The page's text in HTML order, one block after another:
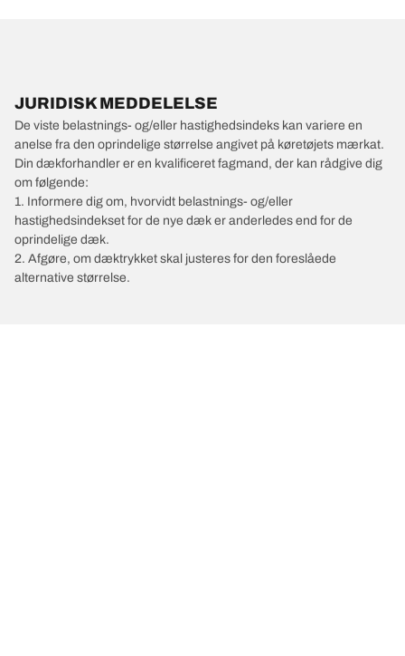
JURIDISK MEDDELELSE
De viste belastnings- og/eller hastighedsindeks kan variere en
anelse fra den oprindelige størrelse angivet på køretøjets mærkat.
Din dækforhandler er en kvalificeret fagmand, der kan rådgive dig
om følgende:
1. Informere dig om, hvorvidt belastnings- og/eller
hastighedsindekset for de nye dæk er anderledes end for de
oprindelige dæk.
2. Afgøre, om dæktrykket skal justeres for den foreslåede
alternative størrelse.